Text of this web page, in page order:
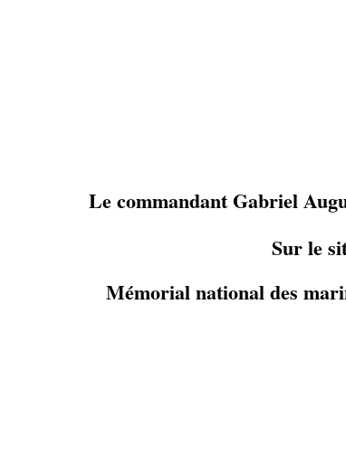
Le commandant Gabriel
Sur le
Mémorial national des